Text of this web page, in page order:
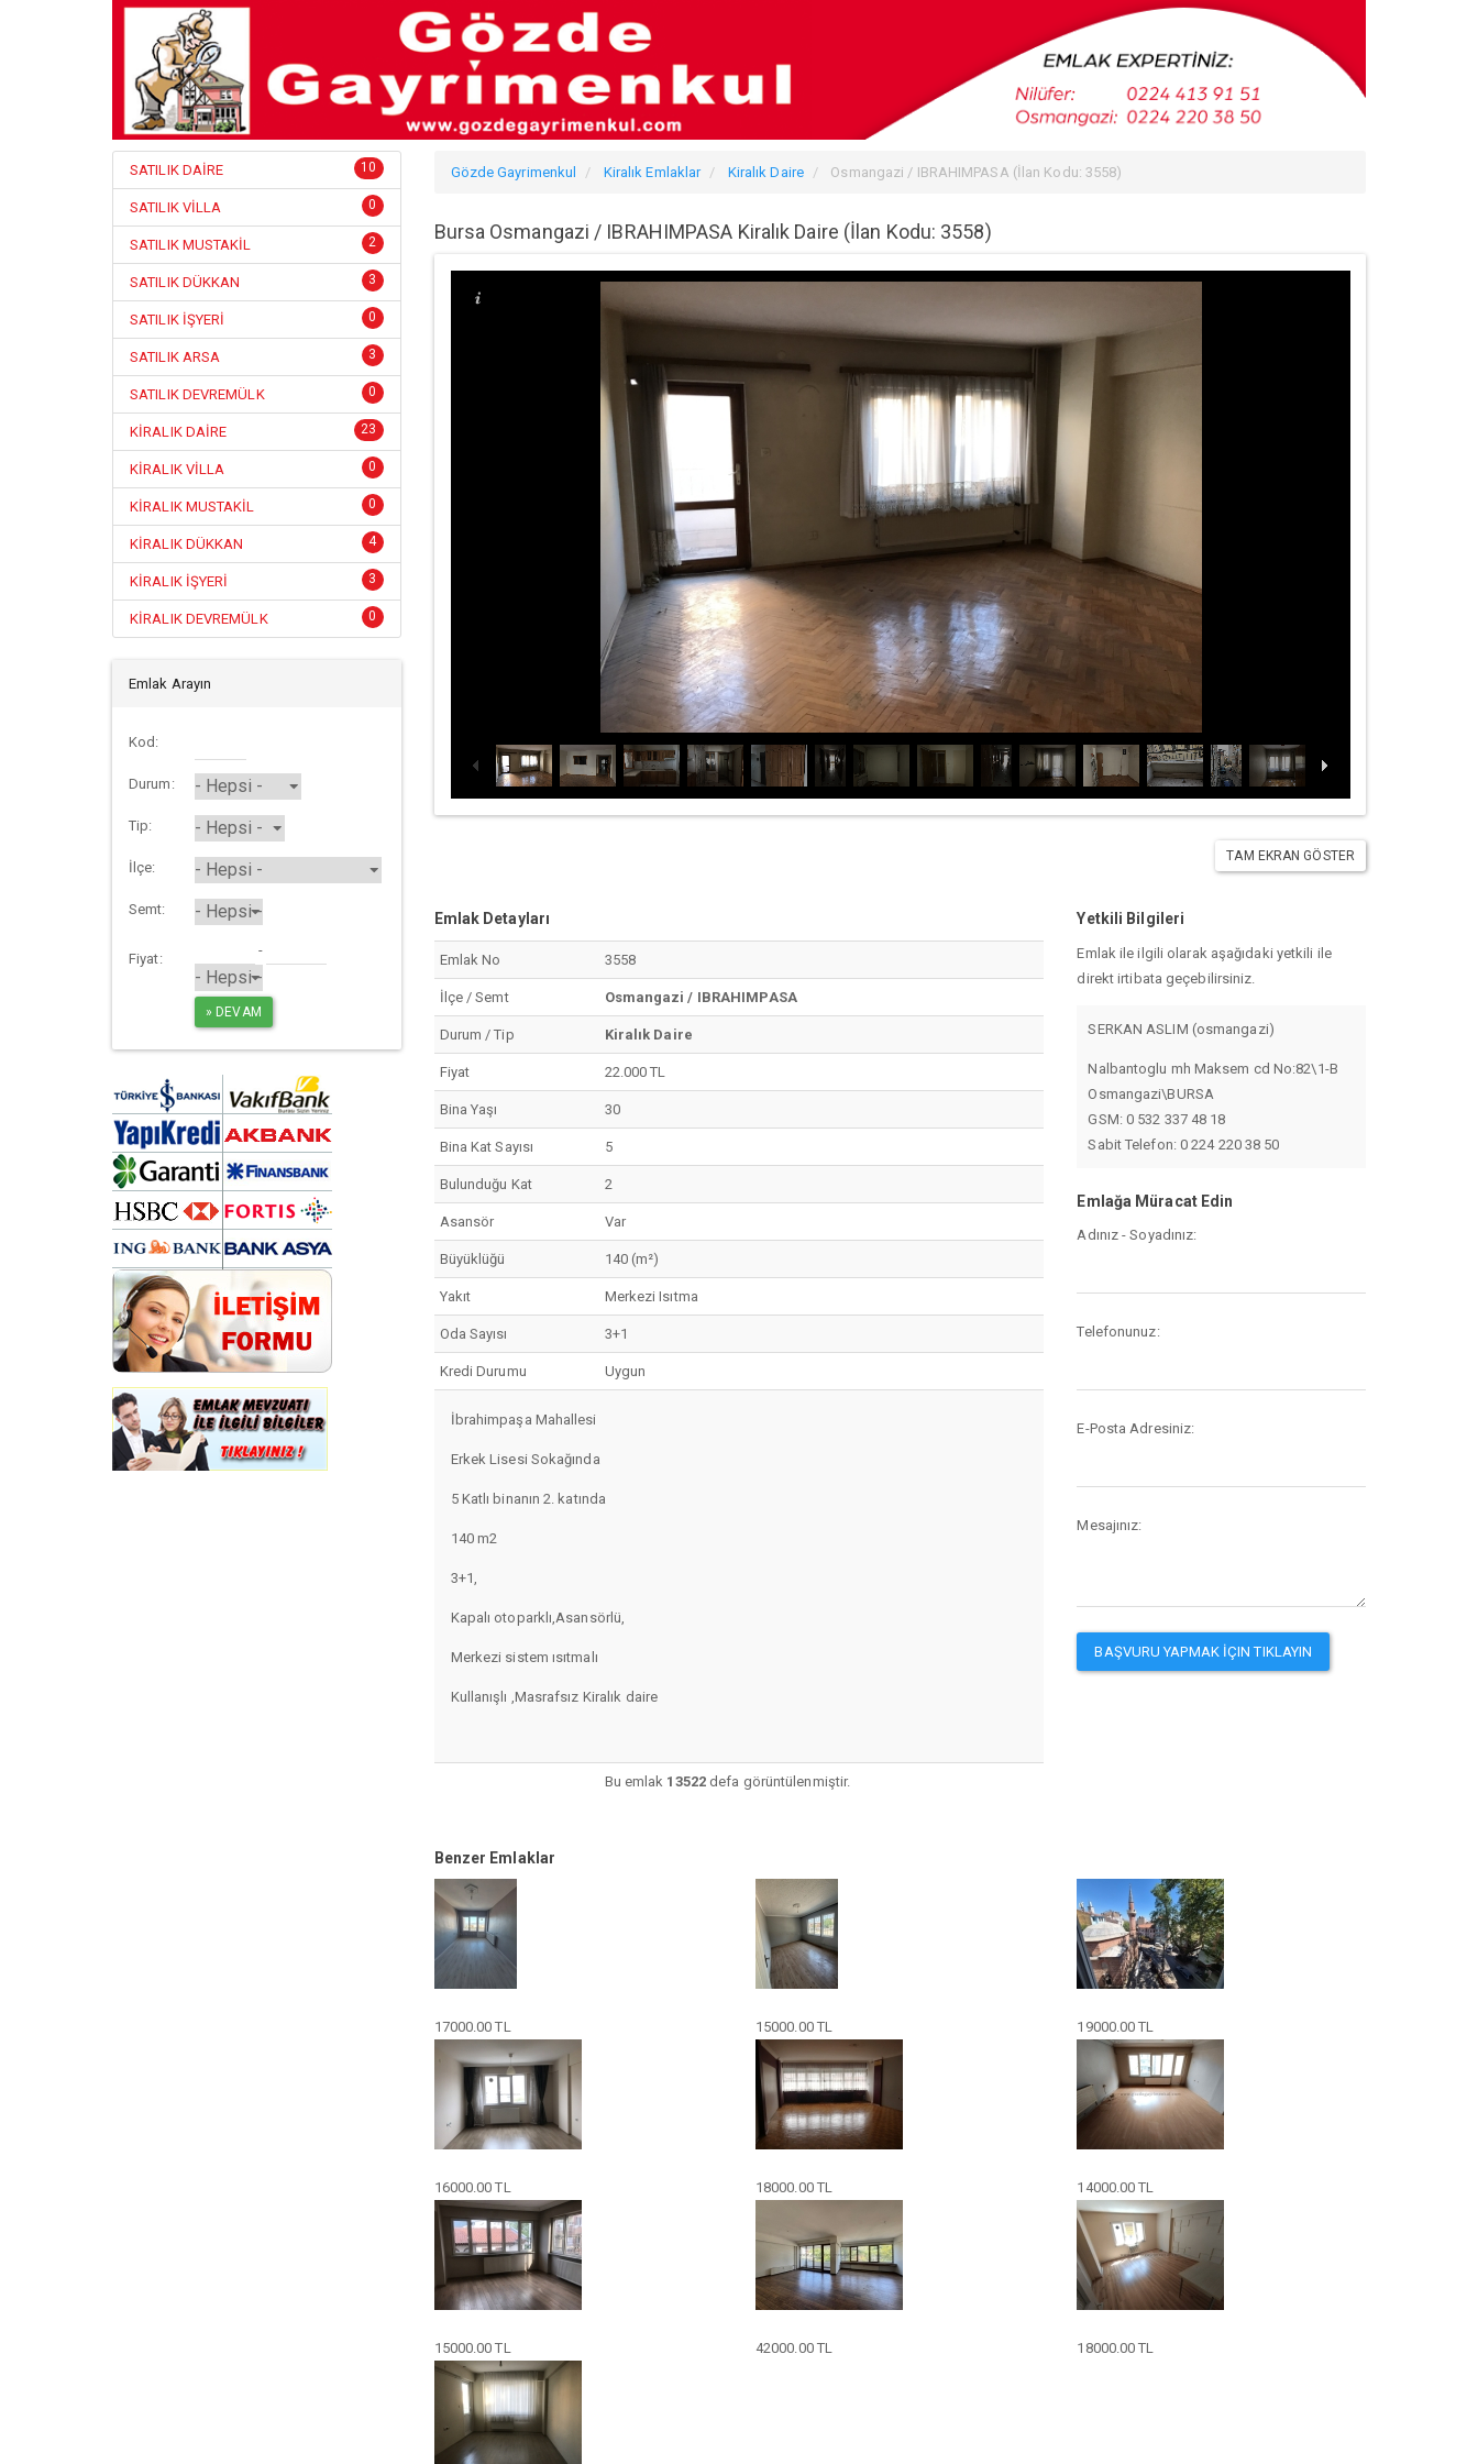
10
SATILIK DAİRE
0
SATILIK VİLLA
2
SATILIK MUSTAKİL
3
SATILIK DÜKKAN
0
SATILIK İŞYERİ
3
SATILIK ARSA
0
SATILIK DEVREMÜLK
23
KİRALIK DAİRE
0
KİRALIK VİLLA
0
KİRALIK MUSTAKİL
4
KİRALIK DÜKKAN
3
KİRALIK İŞYERİ
0
KİRALIK DEVREMÜLK
Emlak Arayın
Kod:
Durum:
Tip:
İlçe:
Semt:
Fiyat:
-
Gözde Gayrimenkul Kiralık Emlaklar Kiralık Daire Osmangazi / IBRAHIMPASA (İlan Kodu: 3558)
Bursa Osmangazi / IBRAHIMPASA Kiralık Daire (İlan Kodu: 3558)
TAM EKRAN GÖSTER
Emlak Detayları
Emlak No 3558
İlçe / Semt Osmangazi / IBRAHIMPASA
Durum / Tip Kiralık Daire
Fiyat 22.000 TL
Bina Yaşı 30
Bina Kat Sayısı 5
Bulunduğu Kat 2
Asansör Var
Büyüklüğü 140 (m²)
Yakıt Merkezi Isıtma
Oda Sayısı 3+1
Kredi Durumu Uygun
İbrahimpaşa Mahallesi
Erkek Lisesi Sokağında
5 Katlı binanın 2. katında
140 m2
3+1,
Kapalı otoparklı,Asansörlü,
Merkezi sistem ısıtmalı
Kullanışlı ,Masrafsız Kiralık daire
Bu emlak 13522defa görüntülenmiştir.
Yetkili Bilgileri
Emlak ile ilgili olarak aşağıdaki yetkili ile
direkt irtibata geçebilirsiniz.
SERKAN ASLIM (osmangazi)
Nalbantoglu mh Maksem cd No:82\1-B
Osmangazi\BURSA
GSM: 0 532 337 48 18
Sabit Telefon: 0 224 220 38 50
Emlağa Müracat Edin
Adınız - Soyadınız:
Telefonunuz:
E-Posta Adresiniz:
Mesajınız:
Benzer Emlaklar
17000.00 TL 15000.00 TL 19000.00 TL
16000.00 TL 18000.00 TL 14000.00 TL
15000.00 TL 42000.00 TL 18000.00 TL